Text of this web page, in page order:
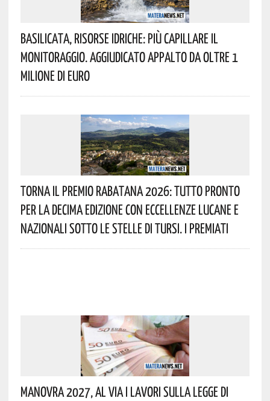
Basilicata, Risorse Idriche: Più Capillare Il
Monitoraggio. Aggiudicato Appalto Da Oltre 1
Milione Di Euro
Torna Il Premio Rabatana 2026: Tutto Pronto
Per La Decima Edizione Con Eccellenze Lucane E
Nazionali Sotto Le Stelle Di Tursi. I Premiati
Manovra 2027, Al Via I Lavori Sulla Legge Di